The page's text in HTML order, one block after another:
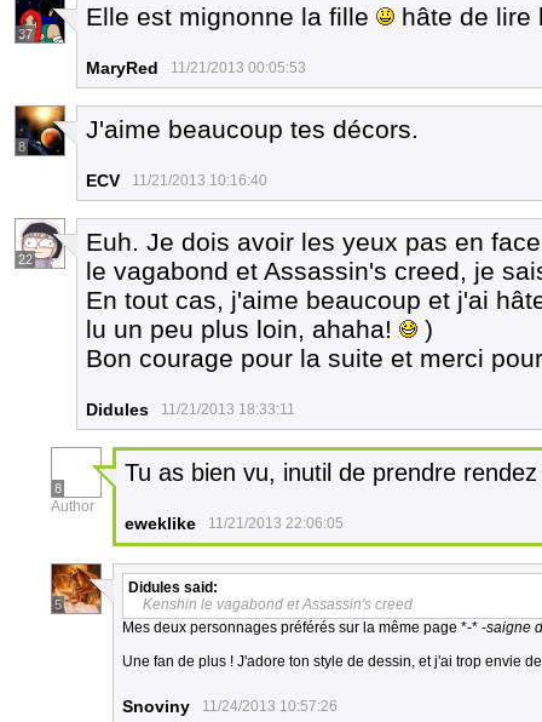
37
Elle est mignonne la fille hâte de lire
MaryRed 11/21/2013 00:05:53
8
J'aime beaucoup tes décors.
ECV 11/21/2013 10:16:40
22
Euh. Je dois avoir les yeux pas en
le vagabond et Assassin's creed, je
En tout cas, j'aime beaucoup et j'ai
lu un peu plus loin, ahaha!
)
Bon courage pour la suite et merci
Didules 11/21/2013 18:33:11
8
Author
Tu as bien vu, inutil de prendre
eweklike 11/21/2013 22:06:05
5
Didules said:
Kenshin le vagabond et Assassin's creed
Mes deux personnages préférés sur la même page *-* -saigne
Une fan de plus ! J'adore ton style de dessin, et j'ai trop envie
Snoviny 11/24/2013 10:57:26